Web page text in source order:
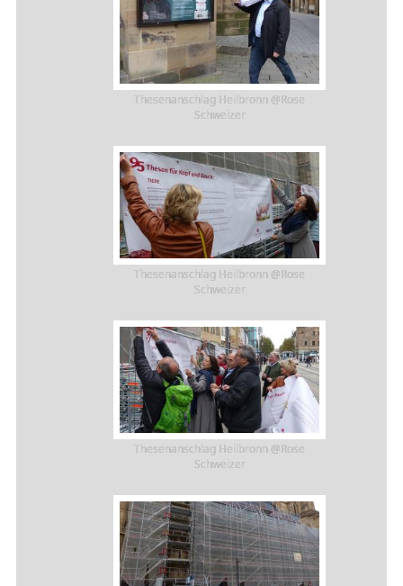
Thesenanschlag Heilbronn @Rose
Schweizer
Thesenanschlag Heilbronn @Rose
Schweizer
Thesenanschlag Heilbronn @Rose
Schweizer